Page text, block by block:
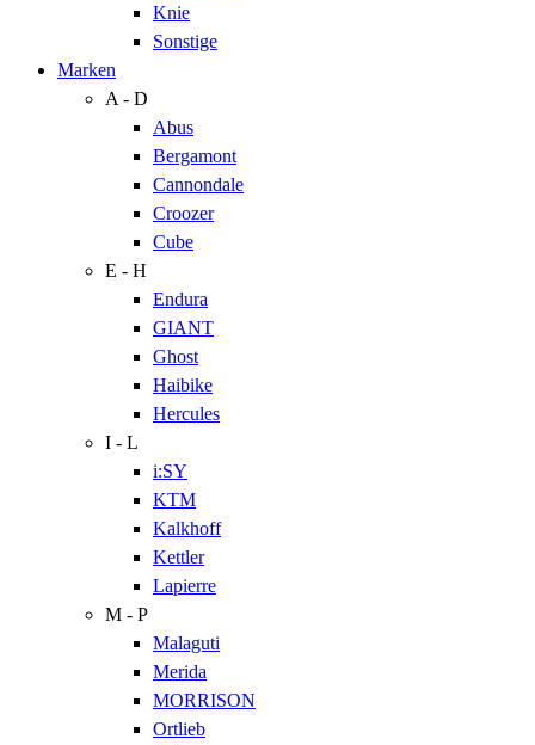
Knie
Sonstige
Marken
A - D
Abus
Bergamont
Cannondale
Croozer
Cube
E - H
Endura
GIANT
Ghost
Haibike
Hercules
I - L
i:SY
KTM
Kalkhoff
Kettler
Lapierre
M - P
Malaguti
Merida
MORRISON
Ortlieb